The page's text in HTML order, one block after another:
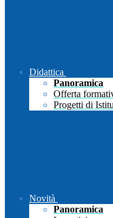
Didattica
Panoramica
Offerta
Progetti di
Novità
Panoramica